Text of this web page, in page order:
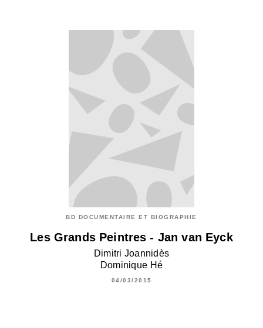
BD DOCUMENTAIRE ET BIOGRAPHIE
Les Grands Peintres - Jan van Eyck
Dimitri Joannidès
Dominique Hé
04/03/2015